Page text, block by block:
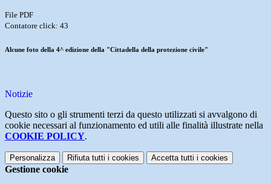
File PDF
Contatore click: 43
Alcune foto della 4^ edizione della "Cittadella della protezione civile"
Notizie
Questo sito o gli strumenti terzi da questo utilizzati si avvalgono di
cookie necessari al funzionamento ed utili alle finalità illustrate nella
COOKIE POLICY.
Personalizza Rifiuta tutti i cookies Accetta tutti i cookies
Gestione cookie